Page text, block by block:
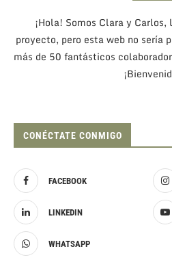
¡Hola! Somos Clara y
proyecto, pero esta web no sería
más de 50 fantásticos
CONÉCTATE CONMIGO
FACEBOOK
LINKEDIN
WHATSAPP